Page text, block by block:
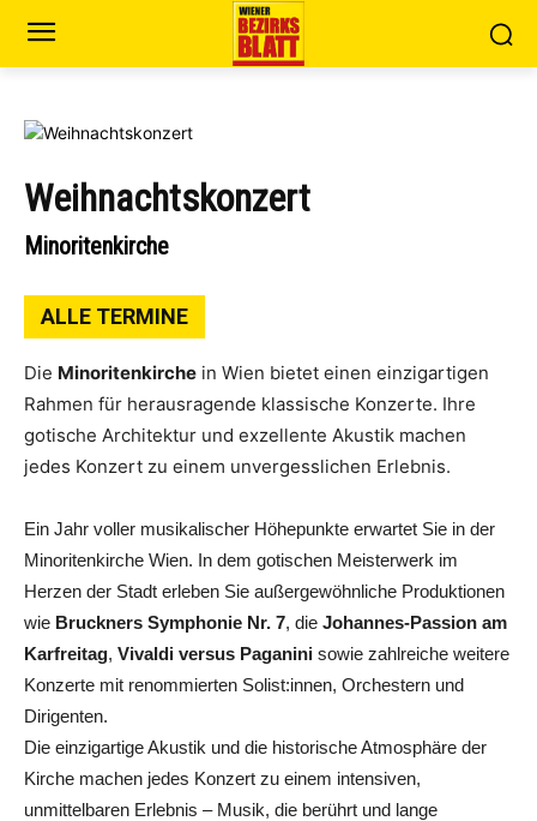
Weihnachtskonzert
Minoritenkirche
ALLE TERMINE
Die Minoritenkirche in Wien bietet einen einzigartigen
Rahmen für herausragende klassische Konzerte. Ihre
gotische Architektur und exzellente Akustik machen
jedes Konzert zu einem unvergesslichen Erlebnis.
Ein Jahr voller musikalischer Höhepunkte erwartet Sie in der
Minoritenkirche Wien. In dem gotischen Meisterwerk im
Herzen der Stadt erleben Sie außergewöhnliche Produktionen
wie Bruckners Symphonie Nr. 7, die Johannes-Passion am
Karfreitag, Vivaldi versus Paganini sowie zahlreiche weitere
Konzerte mit renommierten Solist:innen, Orchestern und
Dirigenten.
Die einzigartige Akustik und die historische Atmosphäre der
Kirche machen jedes Konzert zu einem intensiven,
unmittelbaren Erlebnis – Musik, die berührt und lange